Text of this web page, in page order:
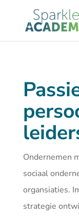
Ondernemen
sociaal
organsiaties.
strategie